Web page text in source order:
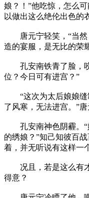
娘？！”他吃惊，怎么
以做出这么绝伦出色的
唐元宁轻笑，“当然
造的宴服，是无比的荣
孔安南铁青了脸，咬
位？今日可有进宫？”
“这次为太后娘娘缝
了风寒，无法进宫。”唐
孔安南神色阴霾。“
的绣娘？”知己知彼百
着，并无听说有这样一
况且，若是这么有才
得意？